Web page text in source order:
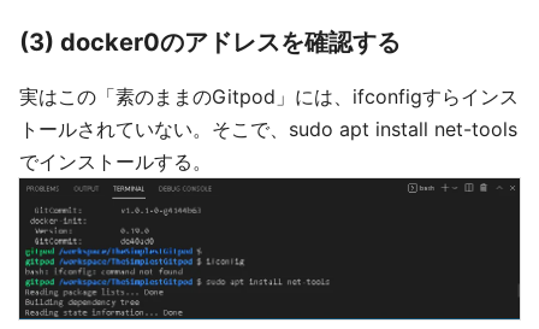
(3) docker0のアドレスを確認する
実はこの「素のままのGitpod」には、ifconfigすらインス
トールされていない。そこで、sudo apt install net-tools
でインストールする。